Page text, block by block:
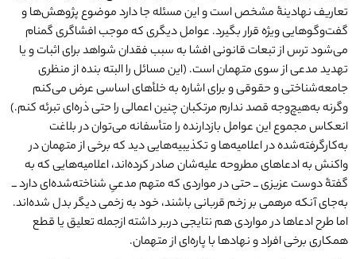
تعاریف نهادینۀ مشخص است و این مسئله جا دارد موضوع پژوهش‌ها و
گفت‌وگوهایی ویژه قرار بگیرد. عوامل دیگری که موجب افشاگری گمنام
می‌شود ترس از تبعات قانونی افشا به سبب فقدان شواهد برای اثبات و یا
تهدید مدعی از سوی متهمان است. (این مسائل را البته بنده از منظری
جامعه‌شناختی و حقوقی و برای اشاره به خلأهای اساسی عرض می‌کنم
وگرنه به‌هیچ‌وجه قصد ندارم مرتکبان چنین اعمالی را حتی ذره‌ای تبرئه کنم.)
انعکاس مجموع این عوامل بازدارنده را متأسفانه می‌توان در بلاغت
به‌کارگرفته‌شده در اعلامیه‌ها و تکذیبیه‌هایی دید که برخی از متهمان در
واکنش به ادعاهای مطروحه علیه‌شان صادر کرده‌اند، اعلامیه‌هایی که به
گفتۀ دوست عزیزی ــ حتی در مواردی که متهم مدعیِ شناخته‌شده‌ای دارد ــ
به‌جای آنکه مرهمی بر زخم قربانی باشند، خود به زخمی دیگر بدل شده‌اند.
اما طرح ادعاها در مواردی هم نتایجی دربر داشته از‌جمله تعلیق یا قطع
همکاری برخی افراد و نهادها با پاره‌ای از متهمان.